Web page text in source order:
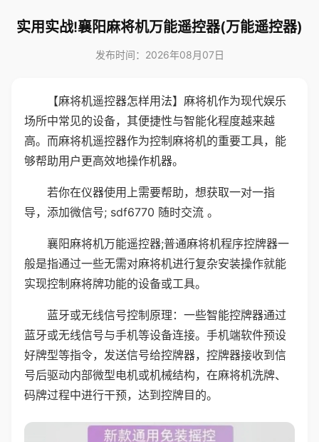
实用实战!襄阳麻将机万能遥控器(万能遥控器)
发布时间：2026年08月07日
【麻将机遥控器怎样用法】麻将机作为现代娱乐
场所中常见的设备，其便捷性与智能化程度越来越
高。而麻将机遥控器作为控制麻将机的重要工具，能
够帮助用户更高效地操作机器。
若你在仪器使用上需要帮助，想获取一对一指
导，添加微信号; sdf6770 随时交流 。
襄阳麻将机万能遥控器;普通麻将机程序控牌器一
般是指通过一些无需对麻将机进行复杂安装操作就能
实现控制麻将牌功能的设备或工具。
蓝牙或无线信号控制原理：一些智能控牌器通过
蓝牙或无线信号与手机等设备连接。手机端软件预设
好牌型等指令，发送信号给控牌器，控牌器接收到信
号后驱动内部微型电机或机械结构，在麻将机洗牌、
码牌过程中进行干预，达到控牌目的。